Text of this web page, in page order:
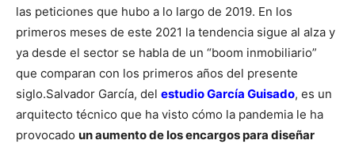
las peticiones que hubo a lo largo de 2019. En los
primeros meses de este 2021 la tendencia sigue al alza y
ya desde el sector se habla de un “boom inmobiliario”
que comparan con los primeros años del presente
siglo.Salvador García, del estudio García Guisado, es un
arquitecto técnico que ha visto cómo la pandemia le ha
provocado un aumento de los encargos para diseñar